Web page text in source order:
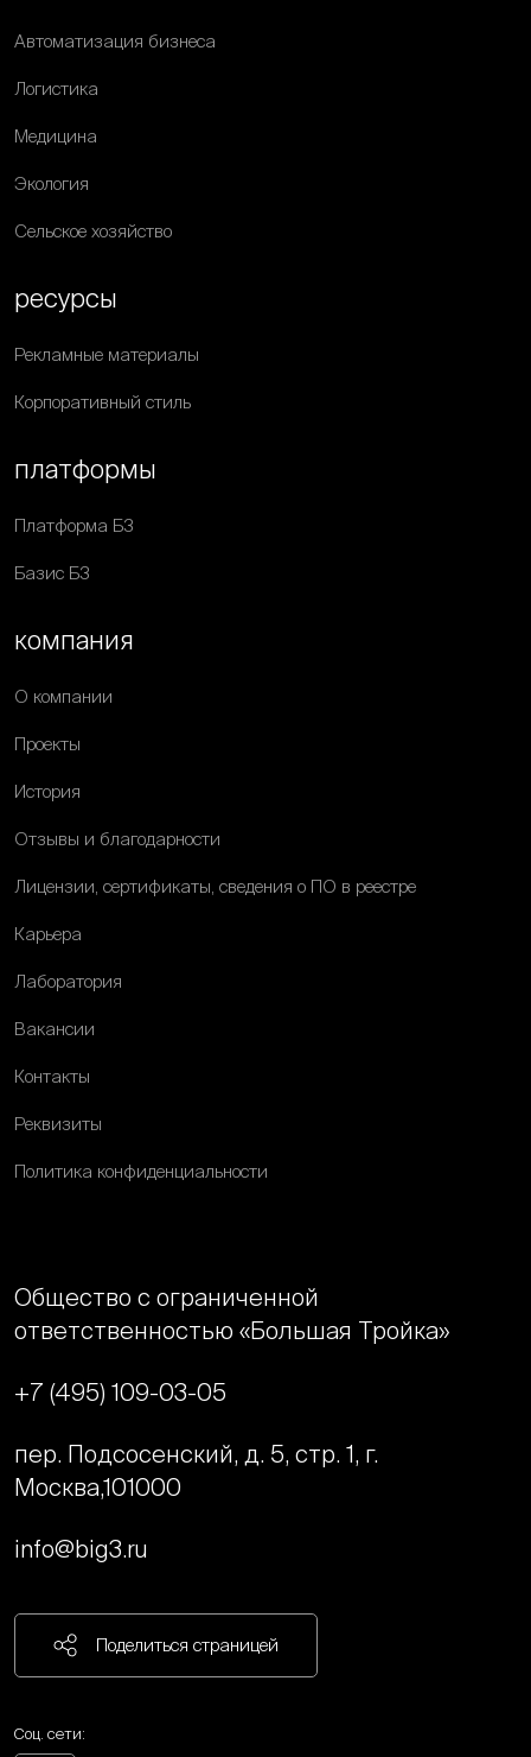
Автоматизация бизнеса
Логистика
Медицина
Экология
Сельское хозяйство
ресурсы
Рекламные материалы
Корпоративный стиль
платформы
Платформа Б3
Базис Б3
компания
О компании
Проекты
История
Отзывы и благодарности
Лицензии, сертификаты, сведения о ПО в реестре
Карьера
Лаборатория
Вакансии
Контакты
Реквизиты
Политика конфиденциальности
Общество с ограниченной
ответственностью «Большая Тройка»
+7 (495) 109-03-05
пер. Подсосенский, д. 5, стр. 1, г.
Москва,101000
info@big3.ru
Поделиться страницей
Соц. сети: